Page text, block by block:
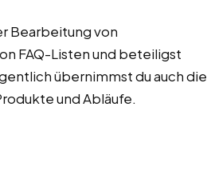
Bearbeitung von
FAQ-Listen und beteiligst
übernimmst du auch die
und Abläufe.